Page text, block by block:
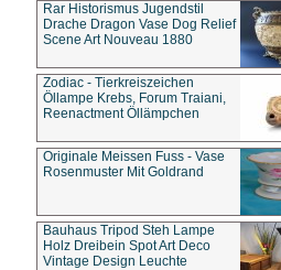
Rar Historismus Jugendstil
Drache Dragon Vase Dog Relief
Scene Art Nouveau 1880
Zodiac - Tierkreiszeichen
Öllampe Krebs, Forum Traiani,
Reenactment Öllämpchen
Originale Meissen Fuss - Vase
Rosenmuster Mit Goldrand
Bauhaus Tripod Steh Lampe
Holz Dreibein Spot Art Deco
Vintage Design Leuchte